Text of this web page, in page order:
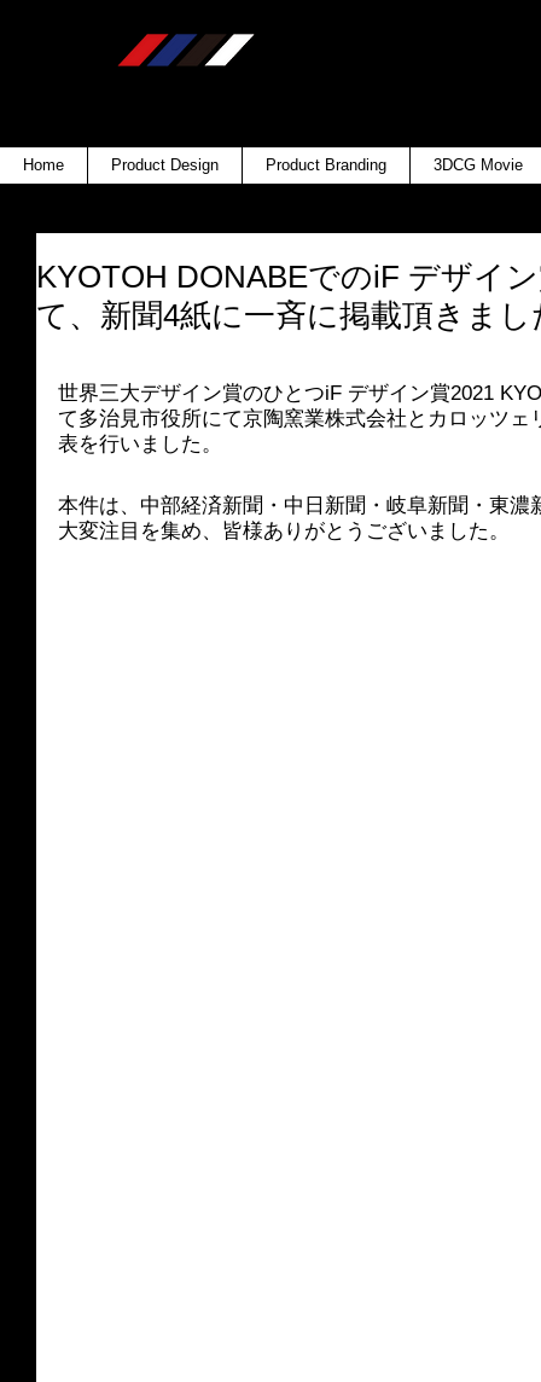
Home Product Design Product Branding 3DCG Movie
KYOTOH DONABEでのiF デザイ
て、新聞4紙に一斉に掲載頂きまし
世界三大デザイン賞のひとつiF デザイン賞2021
て多治見市役所にて京陶窯業株式会社とカロッツ
表を行いました。
本件は、中部経済新聞・中日新聞・岐阜新聞・東濃
大変注目を集め、皆様ありがとうございました。